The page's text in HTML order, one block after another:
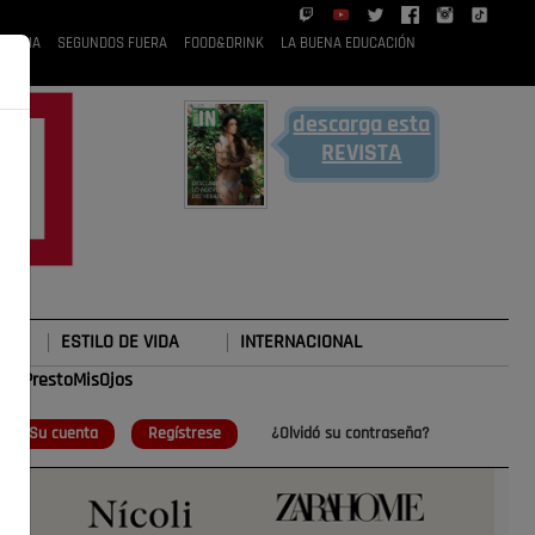
RUBIA SEGUNDOS FUERA FOOD&DRINK LA BUENA EDUCACIÓN
descarga esta
REVISTA
ESTILO DE VIDA INTERNACIONAL
Su cuenta Regístrese ¿Olvidó su contraseña?